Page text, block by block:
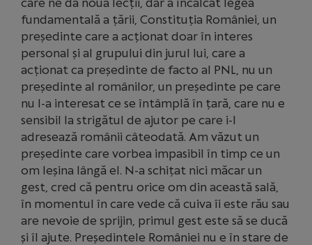
care ne dă nouă lecții, dar a încălcat legea
fundamentală a țării, Constituția României, un
președinte care a acționat doar în interes
personal și al grupului din jurul lui, care a
acționat ca președinte de facto al PNL, nu un
președinte al românilor, un președinte pe care
nu l-a interesat ce se întâmplă în țară, care nu e
sensibil la strigătul de ajutor pe care i-l
adresează românii câteodată. Am văzut un
președinte care vorbea impasibil în timp ce un
om leșina lângă el. N-a schițat nici măcar un
gest, cred că pentru orice om din această sală,
în momentul în care vede că cuiva îi este rău sau
are nevoie de sprijin, primul gest este să se ducă
și îl ajute. Președintele României nu e în stare de